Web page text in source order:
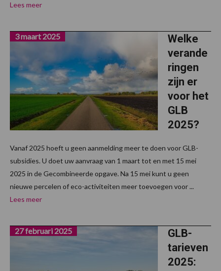
Lees meer
Welke
verande
ringen
zijn er
voor het
GLB
2025?
3 maart 2025
Vanaf 2025 hoeft u geen aanmelding meer te doen voor GLB-
subsidies. U doet uw aanvraag van 1 maart tot en met 15 mei
2025 in de Gecombineerde opgave. Na 15 mei kunt u geen
nieuwe percelen of eco-activiteiten meer toevoegen voor ...
Lees meer
GLB-
tarieven
2025:
27 februari 2025